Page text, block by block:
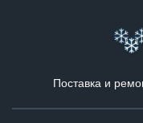
Поставка и